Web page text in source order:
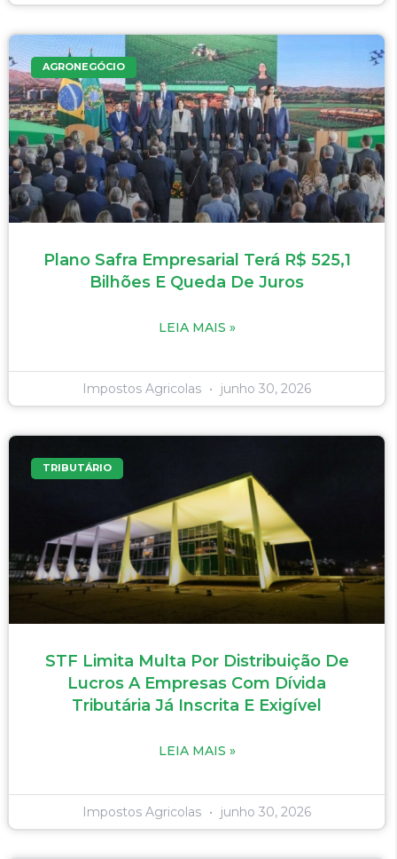
AGRONEGÓCIO
Plano Safra Empresarial Terá R$ 525,1
Bilhões E Queda De Juros
LEIA MAIS »
Impostos Agricolas junho 30, 2026
TRIBUTÁRIO
STF Limita Multa Por Distribuição De
Lucros A Empresas Com Dívida
Tributária Já Inscrita E Exigível
LEIA MAIS »
Impostos Agricolas junho 30, 2026